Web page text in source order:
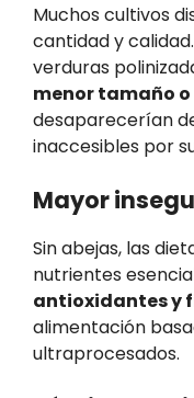
Muchos cultivos
cantidad y
verduras
menor tamaño
desaparecerían
inaccesibles por
Mayor
Sin abejas, las
nutrientes
antioxidantes y
alimentación
ultraprocesados.